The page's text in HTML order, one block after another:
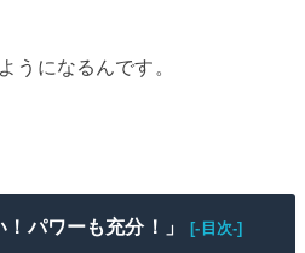
うになるんです。
パワーも充分！」 [-目次-]